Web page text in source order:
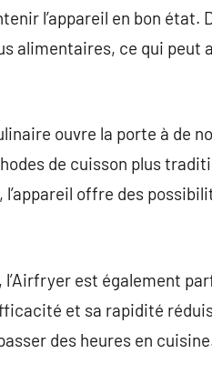
l’appareil en bon état.
alimentaires, ce qui
ouvre la porte à de
de cuisson plus
offre des
est également
et sa rapidité
des heures en